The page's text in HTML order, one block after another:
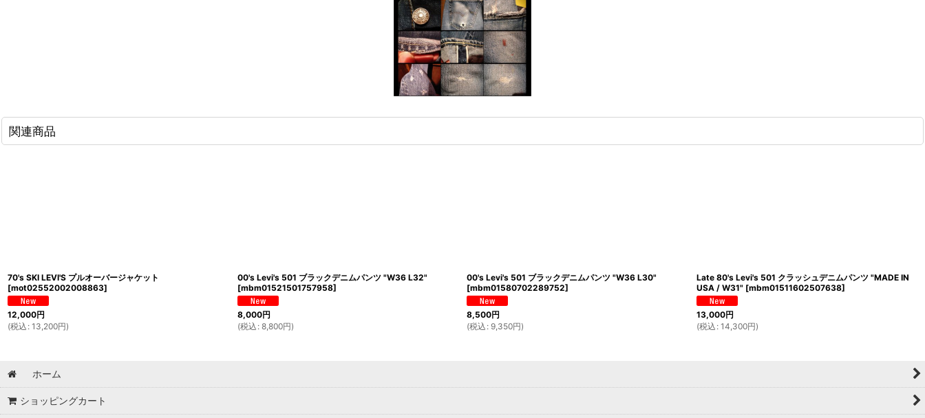
関連商品
70's SKI LEVI'S プルオーバージャケット
[mot02552002008863]
12,000円
(税込 : 13,200円)
00's Levi's 501 ブラックデニムパンツ "W36 L32"
[mbm01521501757958]
8,000円
(税込 : 8,800円)
00's Levi's 501 ブラックデニムパンツ "W36 L30"
[mbm01580702289752]
8,500円
(税込 : 9,350円)
Late 80's Levi's 501 クラッシュデニムパンツ "MADE IN
USA / W31" [mbm01511602507638]
13,000円
(税込 : 14,300円)
ホーム
ショッピングカート